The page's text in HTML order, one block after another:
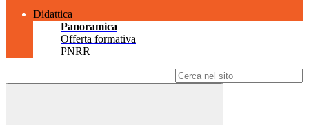
Didattica
Panoramica
Offerta formativa
PNRR